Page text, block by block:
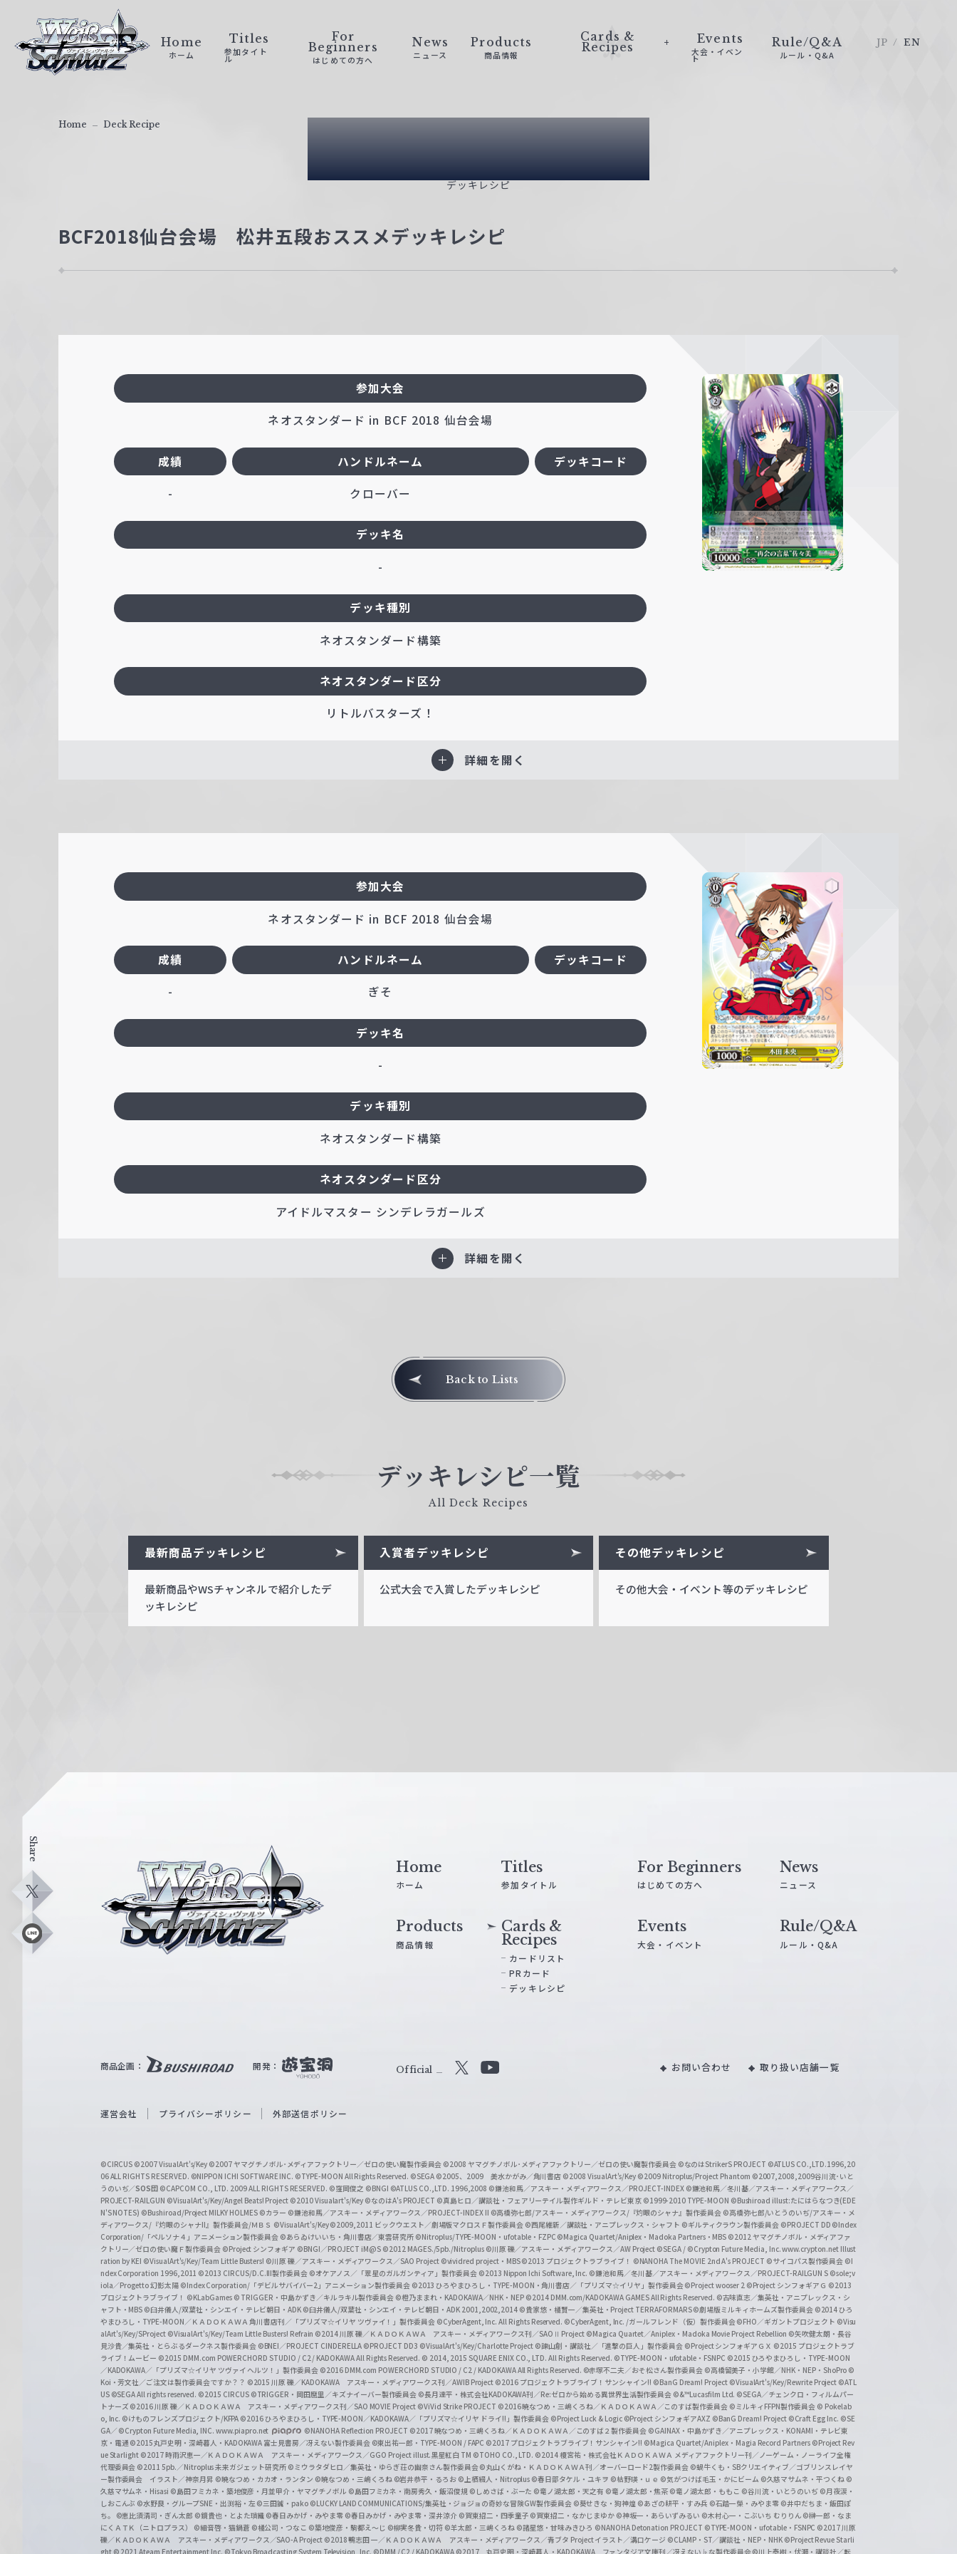
ァ
Home
ホーム
Titles
参加タイト
ル
For
Beginners
はじめての方へ
News
ニュース
Products
商品情報
Cards &
Recipes
Events
大会・イベン
ト
Rule/Q&A
ルール・Q&A
JP EN
Deck Recipe
デッキレシピ
Home Deck Recipe
BCF2018仙台会場 松井五段おススメデッキレシピ
参加大会
ネオスタンダード in BCF 2018 仙台会場
成績
-
ハンドルネーム
クローバー
デッキコード
デッキ名
-
デッキ種別
ネオスタンダード構築
ネオスタンダード区分
リトルバスターズ！
詳細を開く
参加大会
ネオスタンダード in BCF 2018 仙台会場
成績
-
ハンドルネーム
ぎそ
デッキコード
デッキ名
-
デッキ種別
ネオスタンダード構築
ネオスタンダード区分
アイドルマスター シンデレラガールズ
詳細を開く
Back to Lists
デッキレシピ一覧
All Deck Recipes
最新商品デッキレシピ
最新商品やWSチャンネルで紹介したデ
ッキレシピ
入賞者デッキレシピ
公式大会で入賞したデッキレシピ
その他デッキレシピ
その他大会・イベント等のデッキレシピ
Share
X
L
ス
W
i
c
h
w
a
r
z
Home
ホーム
Titles
参加タイトル
For Beginners
はじめての方へ
News
ニュース
Products
商品情報
Cards &
Recipes
カードリスト
PRカード
デッキレシピ
Events
大会・イベント
Rule/Q&A
ルール・Q&A
商品企画： 開発： Official
Y
b
e
O
f
f
i
c
i
a
l
C
h
a
n
n
e
l
お問い合わせ 取り扱い店舗一覧
運営会社 プライバシーポリシー 外部送信ポリシー
©CIRCUS ©2007 VisualArt's/Key ©2007 ヤマグチノボル･メディアファクトリー／ゼロの使い魔製作委員会 ©2008 ヤマグチノボル･メディアファクトリー／ゼロの使い魔製作委員会 ©なのはStrikerS PROJECT ©ATLUS CO.,LTD.1996,20
06 ALL RIGHTS RESERVED. ©NIPPON ICHI SOFTWARE INC. ©TYPE-MOON All Rights Reserved. ©SEGA ©2005、2009 美水かがみ／角川書店 ©2008 VisualArt's/Key ©2009 Nitroplus/Project Phantom ©2007,2008,2009谷川流･いと
うのいぢ／SOS団 ©CAPCOM CO., LTD. 2009 ALL RIGHTS RESERVED. ©窪岡俊之 ©BNGI ©ATLUS CO.,LTD. 1996,2008 ©鎌池和馬／アスキー・メディアワークス／PROJECT-INDEX ©鎌池和馬／冬川基／アスキー・メディアワークス／
PROJECT-RAILGUN ©VisualArt's/Key/Angel Beats! Project ©2010 Visualart's/Key ©なのはA's PROJECT ©真島ヒロ／講談社・フェアリーテイル製作ギルド・テレビ東京 ©1999-2010 TYPE-MOON ©Bushiroad illust:たにはらなつき(EDE
N'S NOTES) ©Bushiroad/Project MILKY HOLMES ©カラー ©鎌池和馬／アスキー・メディアワークス／PROJECT-INDEX II ©高橋弥七郎/アスキー・メディアワークス/『灼眼のシャナ』製作委員会 ©高橋弥七郎/いとうのいぢ/アスキー・メ
ディアワークス/『灼眼のシャナII』製作委員会/ＭＢＳ ©VisualArt's/Key©2009,2011 ビックウエスト／劇場版マクロスＦ製作委員会 ©西尾維新／講談社・アニプレックス・シャフト ©ギルティクラウン製作委員会 ©PROJECT DD ©Index
Corporation/「ペルソナ４」アニメーション製作委員会 ©あらゐけいいち・角川書店／東雲研究所 ©Nitroplus/TYPE-MOON・ufotable・FZPC ©Magica Quartet/Aniplex・Madoka Partners・MBS ©2012 ヤマグチノボル・メディアファ
クトリー／ゼロの使い魔Ｆ製作委員会 ©Project シンフォギア ©BNGI／PROJECT iM@S ©2012 MAGES./5pb./Nitroplus ©川原 礫／アスキー・メディアワークス／AW Project ©SEGA / ©Crypton Future Media, Inc. www.crypton.net Illust
ration by KEI ©VisualArt's/Key/Team Little Busters! ©川原 礫／アスキー・メディアワークス／SAO Project ©vividred project・MBS ©2013 プロジェクトラブライブ！ ©NANOHA The MOVIE 2nd A's PROJECT ©サイコパス製作委員会 ©I
ndex Corporation 1996,2011 ©2013 CIRCUS/D.C.III製作委員会 ©オケアノス／「翠星のガルガンティア」製作委員会 ©2013 Nippon Ichi Software, Inc. ©鎌池和馬／冬川基／アスキー・メディアワークス／PROJECT-RAILGUN S ©sole;v
iola／Progetto 幻影太陽 ©Index Corporation/「デビルサバイバー2」アニメーション製作委員会 ©2013 ひろやまひろし・TYPE-MOON・角川書店／「プリズマ☆イリヤ」製作委員会©Project wooser 2 ©Project シンフォギアＧ ©2013
プロジェクトラブライブ！ ©KLabGames © TRIGGER・中島かずき／キルラキル製作委員会 ©橙乃ままれ・KADOKAWA／NHK・NEP ©2014 DMM.com/KADOKAWA GAMES All Rights Reserved. ©古味直志／集英社・アニプレックス・シ
ャフト・MBS ©臼井儀人/双葉社・シンエイ・テレビ朝日・ADK ©臼井儀人/双葉社・シンエイ・テレビ朝日・ADK 2001,2002,2014 ©貴家悠・橘賢一／集英社・Project TERRAFORMARS©劇場版ミルキィホームズ製作委員会 ©2014 ひろ
やまひろし・TYPE-MOON／ＫＡＤＯＫＡＷＡ 角川書店刊／「プリズマ☆イリヤ ツヴァイ！」製作委員会 ©CyberAgent, Inc. All Rights Reserved. ©CyberAgent, Inc. /ガールフレンド（仮）製作委員会©FHO／ギガントプロジェクト ©Visu
alArt's/Key/SProject ©VisualArt's/Key/Team Little Busters! Refrain ©2014 川原 礫／ＫＡＤＯＫＡＷＡ アスキー・メディアワークス刊／SAOⅡ Project ©Magica Quartet／Aniplex・Madoka Movie Project Rebellion ©矢吹健太朗・長谷
見沙貴／集英社・とらぶるダークネス製作委員会 ©BNEI／PROJECT CINDERELLA ©PROJECT DD3 ©VisualArt's/Key/Charlotte Project ©諫山創・講談社／「進撃の巨人」製作委員会 ©Project シンフォギアＧＸ ©2015 プロジェクトラブ
ライブ！ムービー ©2015 DMM.com POWERCHORD STUDIO / C2 / KADOKAWA All Rights Reserved. © 2014, 2015 SQUARE ENIX CO., LTD. All Rights Reserved. ©TYPE-MOON・ufotable・FSNPC ©2015 ひろやまひろし・TYPE-MOON
／KADOKAWA／「プリズマ☆イリヤ ツヴァイ ヘルツ！」製作委員会 ©2016 DMM.com POWERCHORD STUDIO / C2 / KADOKAWA All Rights Reserved. ©赤塚不二夫／おそ松さん製作委員会 ©高橋留美子・小学館／NHK・NEP・ShoPro ©
Koi・芳文社／ご注文は製作委員会ですか？？ ©2015 川原 礫／KADOKAWA アスキー・メディアワークス刊／AWIB Project ©2016 プロジェクトラブライブ！サンシャイン!! ©BanG Dream! Project ©VisualArt's/Key/Rewrite Project ©ATL
US ©SEGA All rights reserved. ©2015 CIRCUS ©TRIGGER・岡田麿里／キズナイーバー製作委員会 ©長月達平・株式会社KADOKAWA刊／Re:ゼロから始める異世界生活製作委員会 ©&™Lucasfilm Ltd. ©SEGA／チェンクロ・フィルムパー
トナーズ©2016 川原 礫／ＫＡＤＯＫＡＷＡ アスキー・メディアワークス刊／SAO MOVIE Project ©ViVid Strike PROJECT ©2016 暁なつめ・三嶋くろね／ＫＡＤＯＫＡＷＡ／このすば製作委員会 ©ミルキィFFPN製作委員会 © Pokelab
o, Inc. ©けものフレンズプロジェクト/KFPA ©2016 ひろやまひろし・TYPE-MOON／KADOKAWA／「プリズマ☆イリヤ ドライ!!」製作委員会 ©Project Luck & Logic ©Project シンフォギアAXZ ©BanG Dream! Project ©Craft Egg Inc. ©SE
GA／ ©Crypton Future Media, INC. www.piapro.net
©NANOHA Reflection PROJECT ©2017 暁なつめ・三嶋くろね／ＫＡＤＯＫＡＷＡ／このすば２製作委員会 ©GAINAX・中島かずき／アニプレックス・KONAMI・テレビ東
京・電通 ©2015丸戸史明・深崎暮人・KADOKAWA 富士見書房／冴えない製作委員会 ©東出祐一郎・TYPE-MOON / FAPC ©2017 プロジェクトラブライブ！サンシャイン!! ©Magica Quartet/Aniplex・Magia Record Partners ©Project Rev
ue Starlight ©2017 時雨沢恵一／ＫＡＤＯＫＡＷＡ アスキー・メディアワークス／GGO Project illust.黒星紅白 TM ©TOHO CO., LTD. ©2014 榎宮祐・株式会社ＫＡＤＯＫＡＷＡ メディアファクトリー刊／ノーゲーム・ノーライフ全権
代理委員会 ©2011 5pb.／Nitroplus 未来ガジェット研究所 ©ミウラタダヒロ／集英社・ゆらぎ荘の幽奈さん製作委員会©丸山くがね・ＫＡＤＯＫＡＷＡ刊／オーバーロード2製作委員会 ©蝸牛くも・SBクリエイティブ／ゴブリンスレイヤ
ー製作委員会 イラスト／神奈月昇 ©暁なつめ・カカオ・ランタン ©暁なつめ・三嶋くろね ©岩井恭平・るろお ©上栖綴人・Nitroplus ©春日部タケル・ユキヲ ©枯野瑛・ｕｅ ©気がつけば毛玉・かにビーム ©久慈マサムネ・平つくね ©
久慈マサムネ・Hisasi ©島田フミカネ・築地俊彦・月並甲介・ヤマグチノボル ©島田フミカネ・南房秀久・飯沼俊規 ©しめさば・ぶーた ©竜ノ湖太郎・天之有 ©竜ノ湖太郎・焦茶 ©竜ノ湖太郎・ももこ ©谷川流・いとうのいぢ ©月夜涙・
しおこんぶ ©水野良・グループSNE・出渕裕・左©三田誠・pako ©LUCKY LAND COMMUNICATIONS/集英社・ジョジョの奇妙な冒険GW製作委員会 ©葵せきな・狗神煌 ©あざの耕平・すみ兵 ©石踏一榮・みやま零 ©井中だちま・飯田ぽ
ち。
©恵比須清司・ぎん太郎 ©鏡貴也・とよた瑣織 ©春日みかげ・みやま零 ©春日みかげ・みやま零・深井涼介 ©賀東招二・四季童子 ©賀東招二・なかじまゆか ©神坂一・あらいずみるい ©木村心一・こぶいち むりりん ©榊一郎・なま
にくＡＴＫ（ニトロプラス） ©細音啓・猫鍋蒼 ©橘公司・つなこ ©築地俊彦・駒都え～じ ©柳実冬貴・切符 ©羊太郎・三嶋くろね ©諸星悠・甘味みきひろ ©NANOHA Detonation PROJECT ©TYPE-MOON・ufotable・FSNPC ©2017 川原
礫／ＫＡＤＯＫＡＷＡ アスキー・メディアワークス／SAO-A Project ©2018 鴨志田 一／ＫＡＤＯＫＡＷＡ アスキー・メディアワークス／青ブタ Project イラスト／溝口ケージ ©CLAMP・ST／講談社・NEP・NHK ©Project Revue Starli
ght © 2021 Ateam Entertainment Inc. ©Tokyo Broadcasting System Television, Inc. ©DMM / C2 / KADOKAWA ©2017 丸戸史明・深崎暮人・KADOKAWA ファンタジア文庫刊／冴えない♭な製作委員会©川上泰樹・伏瀬・講談社／転